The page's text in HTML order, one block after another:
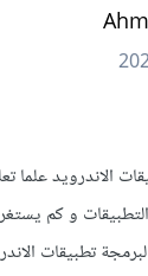
و كم
تطبيقات